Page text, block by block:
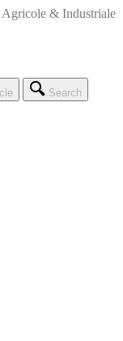
Agricole & Industriale
Search